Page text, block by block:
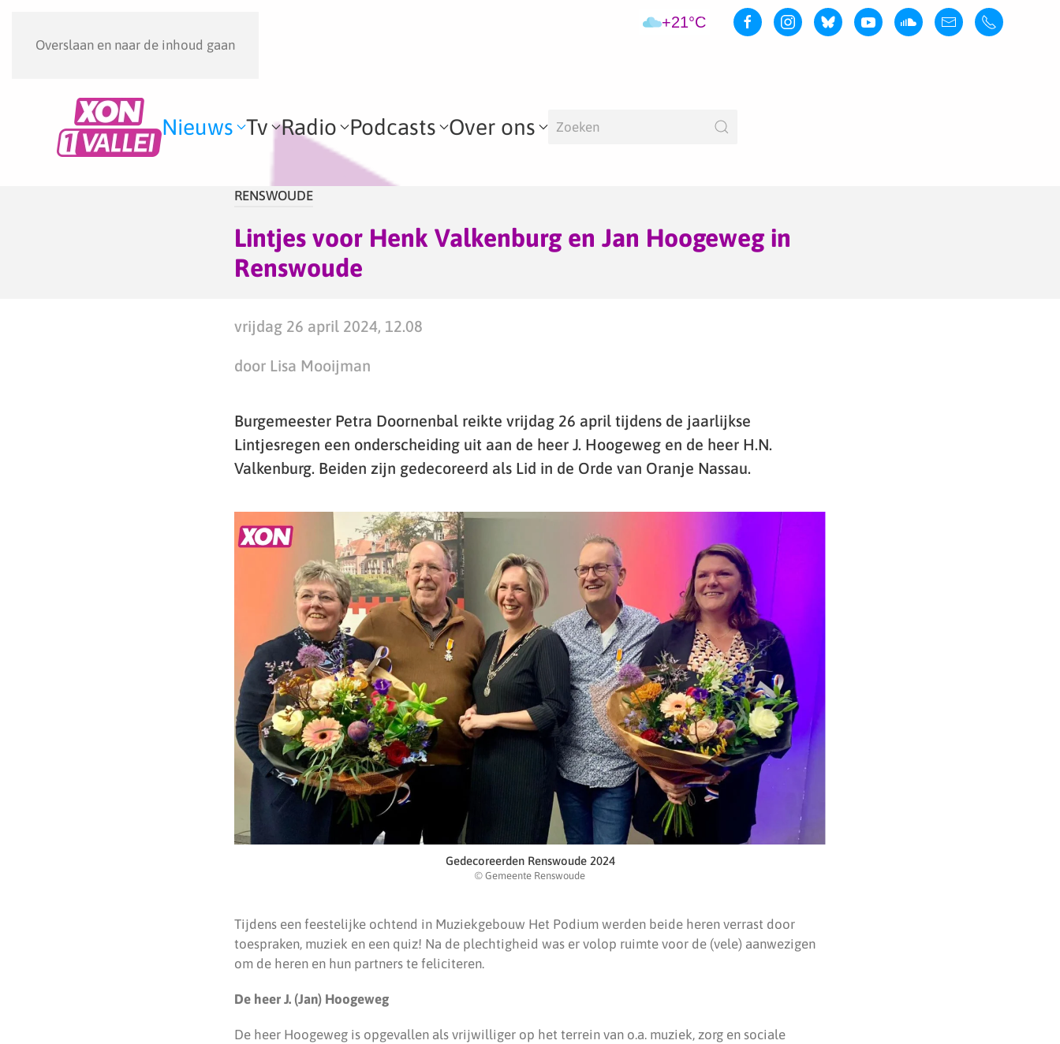
Overslaan en naar de inhoud gaan
+21°C
Nieuws Tv Radio Podcasts Over ons
RENSWOUDE
Lintjes voor Henk Valkenburg en Jan Hoogeweg in
Renswoude
vrijdag 26 april 2024, 12.08
door Lisa Mooijman
Burgemeester Petra Doornenbal reikte vrijdag 26 april tijdens de jaarlijkse
Lintjesregen een onderscheiding uit aan de heer J. Hoogeweg en de heer H.N.
Valkenburg. Beiden zijn gedecoreerd als Lid in de Orde van Oranje Nassau.
Gedecoreerden Renswoude 2024
© Gemeente Renswoude
Tijdens een feestelijke ochtend in Muziekgebouw Het Podium werden beide heren verrast door
toespraken, muziek en een quiz! Na de plechtigheid was er volop ruimte voor de (vele) aanwezigen
om de heren en hun partners te feliciteren.
De heer J. (Jan) Hoogeweg
De heer Hoogeweg is opgevallen als vrijwilliger op het terrein van o.a. muziek, zorg en sociale